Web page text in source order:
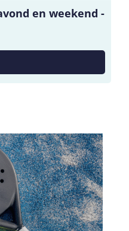
en weekend -